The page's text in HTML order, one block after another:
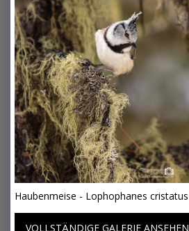
Haubenmeise - Lophophanes cristatus
VOLLSTÄNDIGE GALERIE ANSEHEN